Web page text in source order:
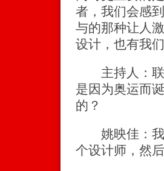
者，我们会感
与的那种让人
设计，也有我
主持人：联
是因为奥运而
的？
姚映佳：我
个设计师，然